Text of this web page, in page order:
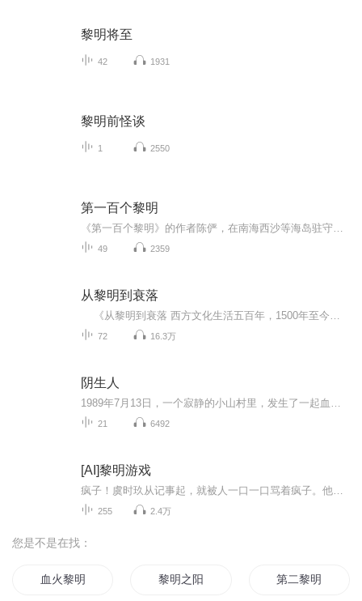
黎明将至
42 1931
黎明前怪谈
1 2550
第一百个黎明
49 2359
从黎明到衰落
72 16.3万
阴生人
21 6492
[AI]黎明游戏
255 2.4万
您是不是在找：
血火黎明 黎明之阳 第二黎明